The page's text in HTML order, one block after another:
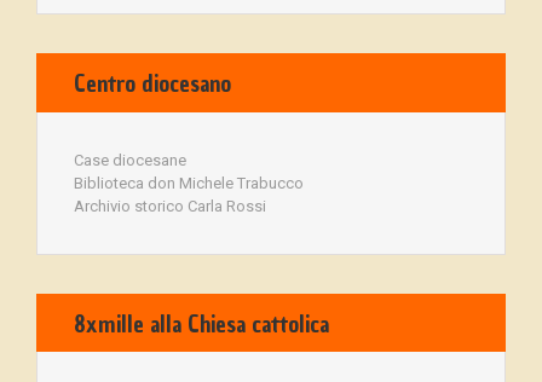
Centro diocesano
Case diocesane
Biblioteca don Michele Trabucco
Archivio storico Carla Rossi
8xmille alla Chiesa cattolica